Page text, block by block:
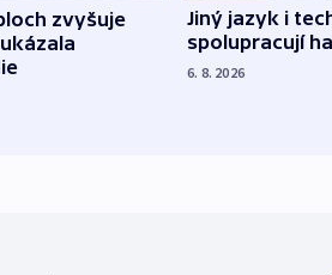
zvyšuje
Jiný jazyk i
spolupracují
6. 8. 2026